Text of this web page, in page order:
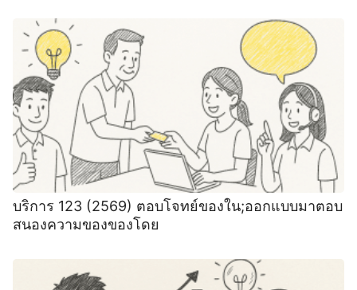
บริการ 123 (2569) ตอบโจทย์ของใน;ออกแบบมาตอบ
สนองความของของโดย